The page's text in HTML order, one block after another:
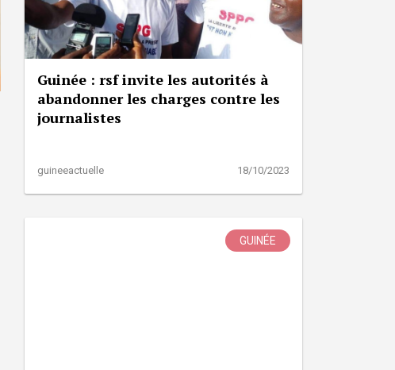
Guinée : rsf invite les autorités à
abandonner les charges contre les
journalistes
guineeactuelle 18/10/2023
GUINÉE